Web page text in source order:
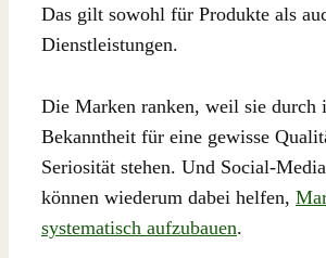
Das gilt sowohl für Produkte als
Dienstleistungen.
Die Marken ranken, weil sie durch
Bekanntheit für eine gewisse
Seriosität stehen. Und Social-
können wiederum dabei helfen,
systematisch aufzubauen.